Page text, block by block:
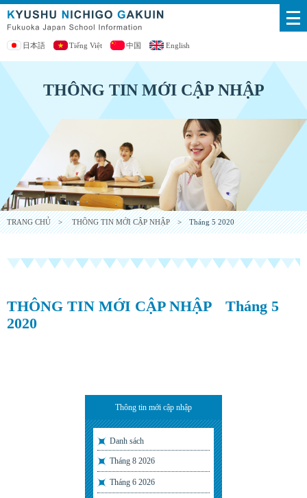
日本語 Tiếng Việt 中国 English
THÔNG TIN MỚI CẬP NHẬP
TRANG CHỦ>THÔNG TIN MỚI CẬP NHẬP> Tháng 5 2020
Thông tin mới cập nhập
Danh sách
Tháng 8 2026
Tháng 6 2026
THÔNG TIN MỚI CẬP NHẬP Tháng 5
2020